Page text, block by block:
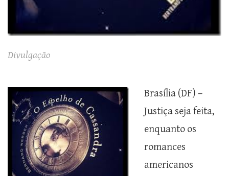
Divulgação
Brasília (DF) –
Justiça seja feita,
enquanto os
romances
americanos